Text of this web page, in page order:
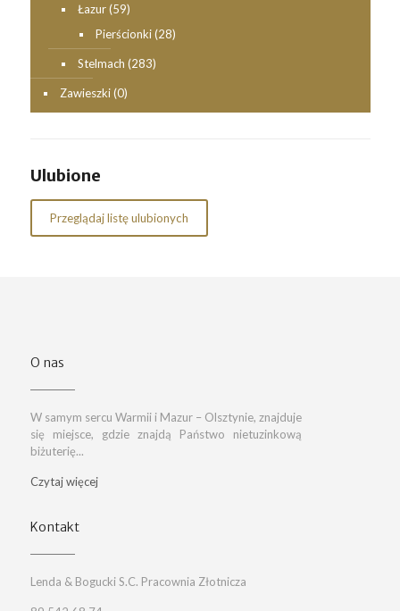
Łazur (59)
Pierścionki (28)
Stelmach (283)
Zawieszki (0)
Ulubione
Przeglądaj listę ulubionych
O nas
W samym sercu Warmii i Mazur – Olsztynie, znajduje
się miejsce, gdzie znajdą Państwo nietuzinkową
biżuterię...
Czytaj więcej
Kontakt
Lenda & Bogucki S.C. Pracownia Złotnicza